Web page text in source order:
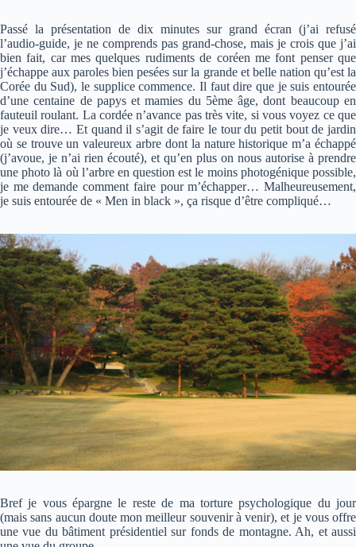
Passé la présentation de dix minutes sur grand écran (j’ai refusé
l’audio-guide, je ne comprends pas grand-chose, mais je crois que j’ai
bien fait, car mes quelques rudiments de coréen me font penser que
j’échappe aux paroles bien pesées sur la grande et belle nation qu’est la
Corée du Sud), le supplice commence. Il faut dire que je suis entourée
d’une centaine de papys et mamies du 5ème âge, dont beaucoup en
fauteuil roulant. La cordée n’avance pas très vite, si vous voyez ce que
je veux dire… Et quand il s’agit de faire le tour du petit bout de jardin
où se trouve un valeureux arbre dont la nature historique m’a échappé
(j’avoue, je n’ai rien écouté), et qu’en plus on nous autorise à prendre
une photo là où l’arbre en question est le moins photogénique possible,
je me demande comment faire pour m’échapper… Malheureusement,
je suis entourée de « Men in black », ça risque d’être compliqué…
Bref je vous épargne le reste de ma torture psychologique du jour
(mais sans aucun doute mon meilleur souvenir à venir), et je vous offre
une vue du bâtiment présidentiel sur fonds de montagne. Ah, et aussi